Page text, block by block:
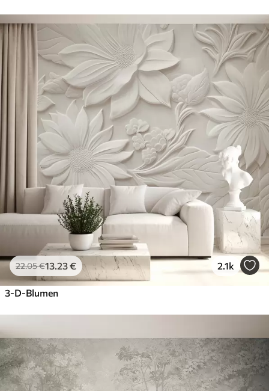
22.05€13 .23€ 2.1k
3-D-Blumen